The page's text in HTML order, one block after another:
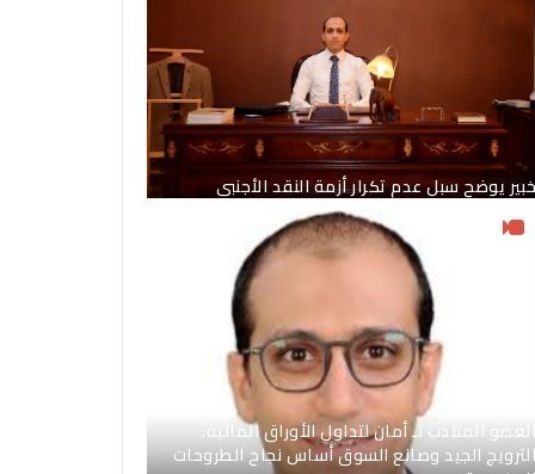
خبير يوضح سبل عدم تكرار أزمة النقد الأجنبي
العضو المنتدب لـ أمان لتداول الأوراق المالية:
الترويج الجيد وصانع السوق أساس نجاح الطروحات